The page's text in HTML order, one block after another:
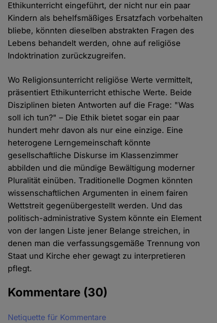
Ethikunterricht eingeführt, der nicht nur ein paar
Kindern als behelfsmäßiges Ersatzfach vorbehalten
bliebe, könnten dieselben abstrakten Fragen des
Lebens behandelt werden, ohne auf religiöse
Indoktrination zurückzugreifen.
Wo Religionsunterricht religiöse Werte vermittelt,
präsentiert Ethikunterricht ethische Werte. Beide
Disziplinen bieten Antworten auf die Frage: "Was
soll ich tun?" – Die Ethik bietet sogar ein paar
hundert mehr davon als nur eine einzige. Eine
heterogene Lerngemeinschaft könnte
gesellschaftliche Diskurse im Klassenzimmer
abbilden und die mündige Bewältigung moderner
Pluralität einüben. Traditionelle Dogmen könnten
wissenschaftlichen Argumenten in einem fairen
Wettstreit gegenübergestellt werden. Und das
politisch-administrative System könnte ein Element
von der langen Liste jener Belange streichen, in
denen man die verfassungsgemäße Trennung von
Staat und Kirche eher gewagt zu interpretieren
pflegt.
Kommentare (30)
Netiquette für Kommentare